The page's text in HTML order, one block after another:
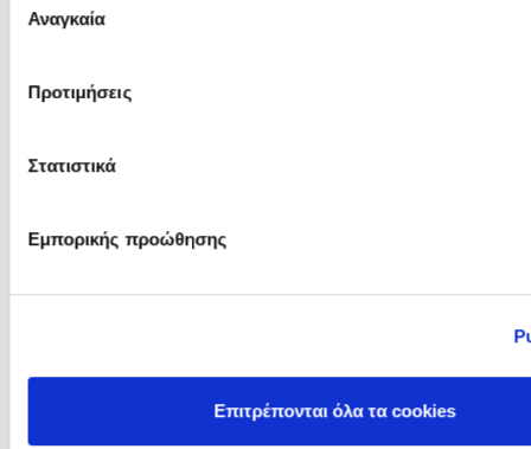
συγκατάθεσης
Αναγκαία
Προτιμήσεις
Στατιστικά
Εμπορικής προώθησης
Επιτρέπονται όλα τα cookies
Moira Butterfield